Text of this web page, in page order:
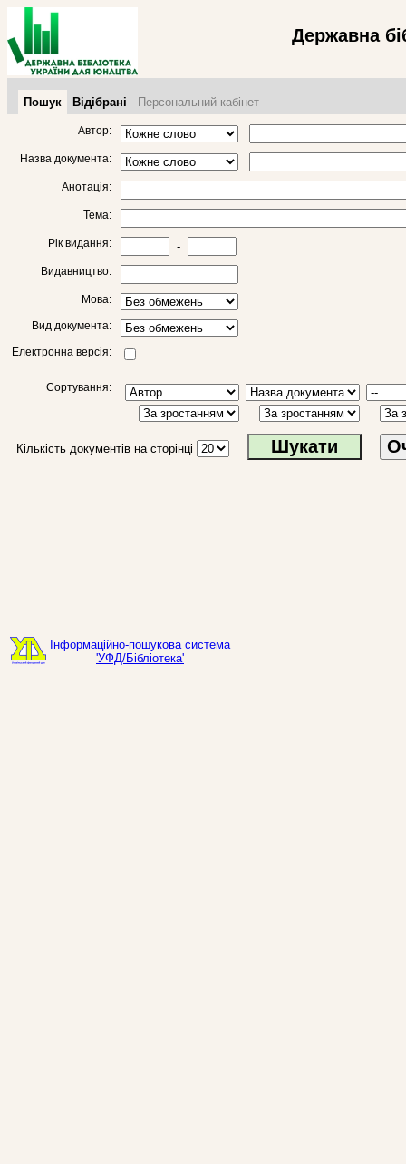
Державна
Пошук Відібрані Персональний кабінет
Автор:
Назва документа:
Анотація:
Тема:
Рік видання: -
Видавництво:
Мова:
Вид документа:
Електронна версія:
Сортування:
Кількість документів на сторінці
Інформаційно-пошукова система
'УФД/Бібліотека'